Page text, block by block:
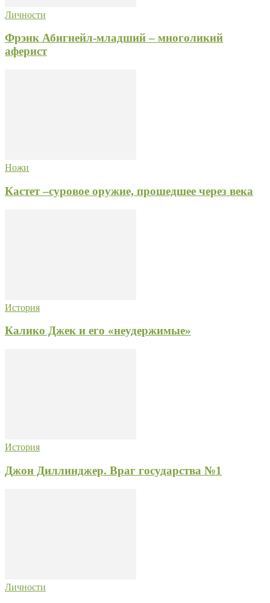
Личности
Фрэнк Абигнейл-младший – многоликий
аферист
Ножи
Кастет –суровое оружие, прошедшее через века
История
Калико Джек и его «неудержимые»
История
Джон Диллинджер. Враг государства №1
Личности